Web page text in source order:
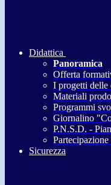
Didattica
Panoramica
Offerta
I progetti delle
Materiali
Programmi
Giornalino
P.N.S.D. -
Partecipazione
Sicurezza